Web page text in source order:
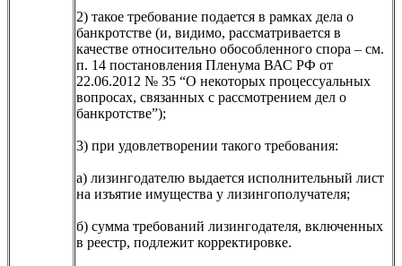
2) такое требование подается в рамках дела о
банкротстве (и, видимо, рассматривается в
качестве относительно обособленного спора – см.
п. 14 постановления Пленума ВАС РФ от
22.06.2012 № 35 “О некоторых процессуальных
вопросах, связанных с рассмотрением дел о
банкротстве”);
3) при удовлетворении такого требования:
а) лизингодателю выдается исполнительный лист
на изъятие имущества у лизингополучателя;
б) сумма требований лизингодателя, включенных
в реестр, подлежит корректировке.